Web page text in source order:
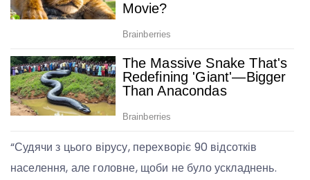
“Судячи з цього вірусу, перехворіє 90 відсотків
населення, але головне, щоби не було ускладнень.